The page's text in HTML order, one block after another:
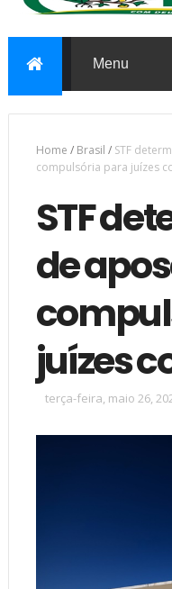
Home / Brasil / STF
compulsória para juízes
STF
de
juízes
terça-feira, maio 26,